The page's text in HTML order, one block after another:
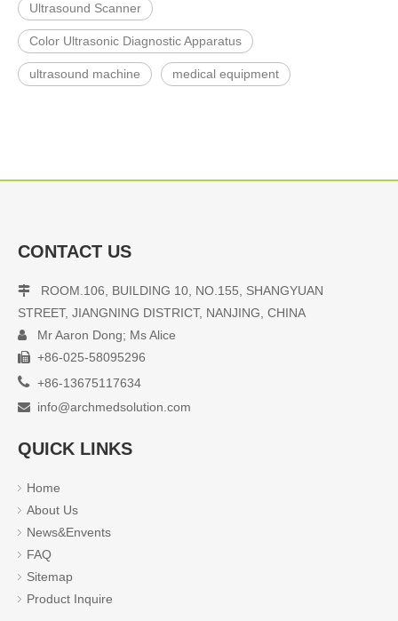
Ultrasound Scanner
Color Ultrasonic Diagnostic Apparatus
ultrasound machine medical equipment
CONTACT US
 ROOM.106, BUILDING 10, NO.155, SHANGYUAN
STREET, JIANGNING DISTRICT, NANJING, CHINA
 Mr Aaron Dong; Ms Alice
 +86-025-58095296
 +86-13675117634
 info@archmedsolution.com
QUICK LINKS
Home
About Us
News&Envents
FAQ
Sitemap
Product Inquire